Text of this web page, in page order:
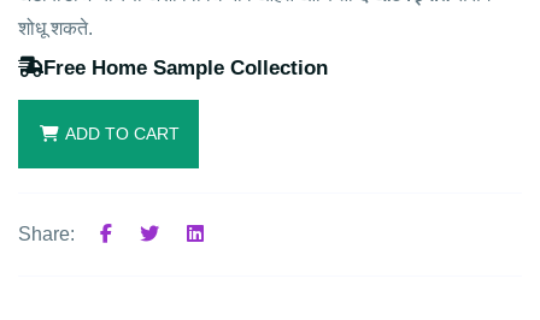
शोधू शकते.
Free Home Sample Collection
ADD TO CART
Share: